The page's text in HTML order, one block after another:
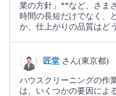
業の方針」**など、さま
時間の長短だけでなく、
か、仕上がりの品質はど
匠堂 さん(東京都)
ハウスクリーニングの作
は、いくつかの要因によ